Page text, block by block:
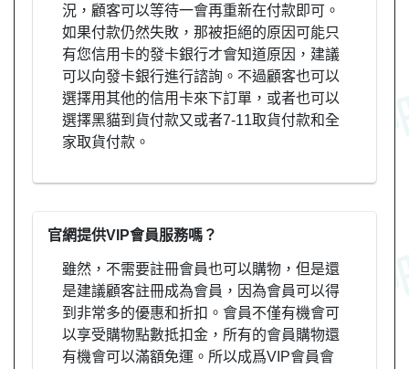
況，顧客可以等待一會再重新在付款即可。
如果付款仍然失敗，那被拒絕的原因可能只
有您信用卡的發卡銀行才會知道原因，建議
可以向發卡銀行進行諮詢。不過顧客也可以
選擇用其他的信用卡來下訂單，或者也可以
選擇黑貓到貨付款又或者7-11取貨付款和全
家取貨付款。
官網提供VIP會員服務嗎？
雖然，不需要註冊會員也可以購物，但是還
是建議顧客註冊成為會員，因為會員可以得
到非常多的優惠和折扣。會員不僅有機會可
以享受購物點數抵扣金，所有的會員購物還
有機會可以滿額免運。所以成爲VIP會員會